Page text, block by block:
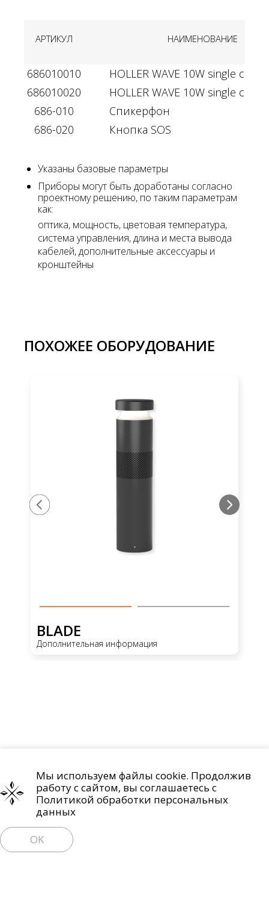
АРТИКУЛ НАИМЕНОВАНИЕ
686010010
HOLLER WAVE 10W single color
686010020
HOLLER WAVE 10W single color
686-010
Спикерфон
686-020
Кнопка SOS
Указаны базовые параметры
Приборы могут быть доработаны согласно
проектному решению, по таким параметрам
как:
оптика, мощность, цветовая температура,
система управления, длина и места вывода
кабелей, дополнительные аксессуары и
кронштейны
ПОХОЖЕЕ ОБОРУДОВАНИЕ
BLADE
Дополнительная информация
Проекты О компании Контакты
Политика обработки персональных данных
Мы используем файлы cookie. Продолжив
работу с сайтом, вы соглашаетесь с
Политикой обработки персональных
данных
OK